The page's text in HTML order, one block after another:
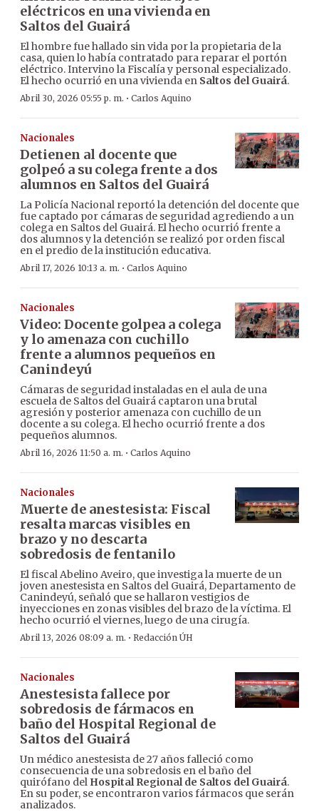
eléctricos en una vivienda en
Saltos del Guairá
El hombre fue hallado sin vida por la propietaria de la
casa, quien lo había contratado para reparar el portón
eléctrico. Intervino la Fiscalía y personal especializado.
El hecho ocurrió en una vivienda en Saltos del Guairá.
Abril 30, 2026 05:55 p. m. · Carlos Aquino
Nacionales
Detienen al docente que
golpeó a su colega frente a dos
alumnos en Saltos del Guairá
La Policía Nacional reportó la detención del docente que
fue captado por cámaras de seguridad agrediendo a un
colega en Saltos del Guairá. El hecho ocurrió frente a
dos alumnos y la detención se realizó por orden fiscal
en el predio de la institución educativa.
Abril 17, 2026 10:13 a. m. · Carlos Aquino
Nacionales
Video: Docente golpea a colega
y lo amenaza con cuchillo
frente a alumnos pequeños en
Canindeyú
Cámaras de seguridad instaladas en el aula de una
escuela de Saltos del Guairá captaron una brutal
agresión y posterior amenaza con cuchillo de un
docente a su colega. El hecho ocurrió frente a dos
pequeños alumnos.
Abril 16, 2026 11:50 a. m. · Carlos Aquino
Nacionales
Muerte de anestesista: Fiscal
resalta marcas visibles en
brazo y no descarta
sobredosis de fentanilo
El fiscal Abelino Aveiro, que investiga la muerte de un
joven anestesista en Saltos del Guairá, Departamento de
Canindeyú, señaló que se hallaron vestigios de
inyecciones en zonas visibles del brazo de la víctima. El
hecho ocurrió el viernes, luego de una cirugía.
Abril 13, 2026 08:09 a. m. · Redacción ÚH
Nacionales
Anestesista fallece por
sobredosis de fármacos en
baño del Hospital Regional de
Saltos del Guairá
Un médico anestesista de 27 años falleció como
consecuencia de una sobredosis en el baño del
quirófano del Hospital Regional de Saltos del Guairá.
En su poder, se encontraron varios fármacos que serán
analizados.